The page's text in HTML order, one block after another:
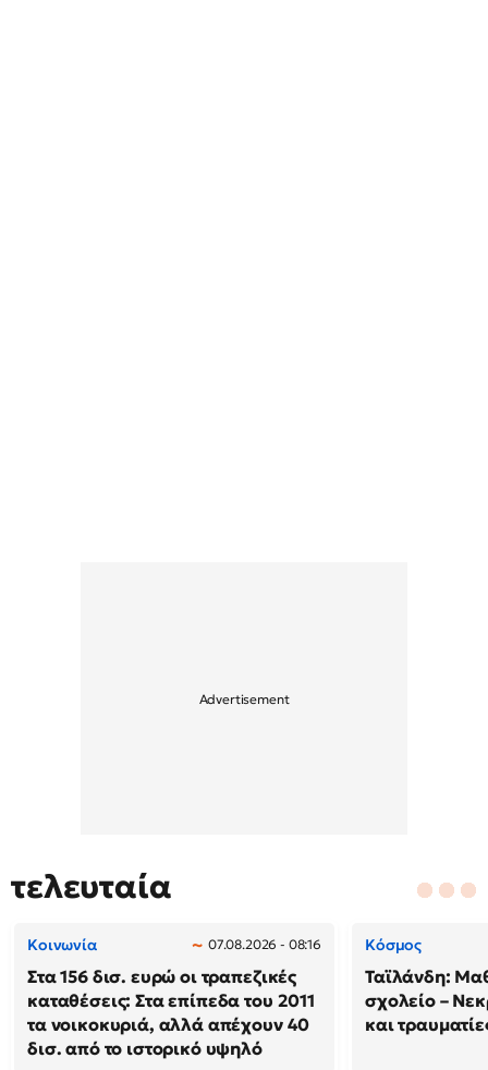
τελευταία
Κοινωνία 07.08.2026 - 08:16
Στα 156 δισ. ευρώ οι τραπεζικές
καταθέσεις: Στα επίπεδα του 2011
τα νοικοκυριά, αλλά απέχουν 40
δισ. από το ιστορικό υψηλό
Κόσμος
Ταϊλάνδη:
σχολείο –
και